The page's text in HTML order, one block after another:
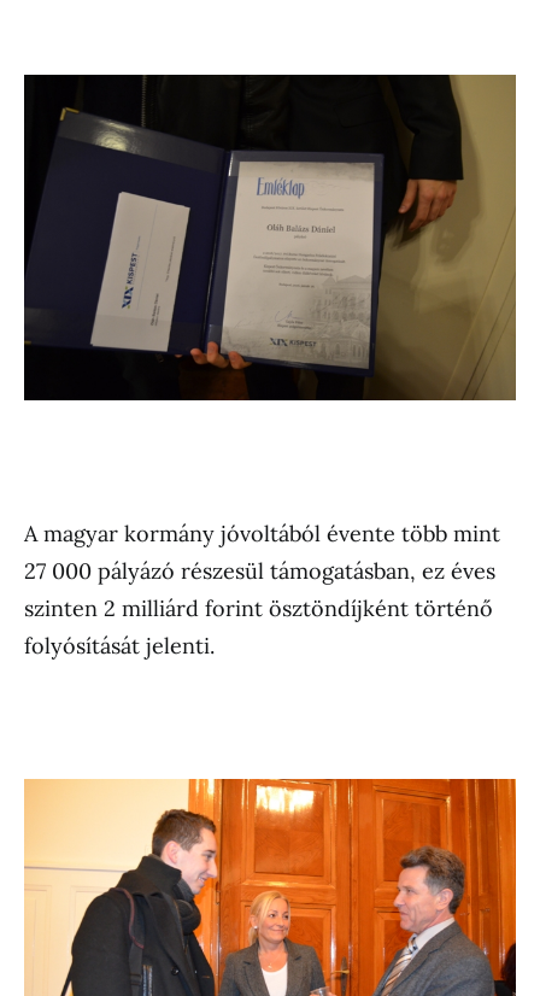
A magyar kormány jóvoltából évente több mint
27 000 pályázó részesül támogatásban, ez éves
szinten 2 milliárd forint ösztöndíjként történő
folyósítását jelenti.